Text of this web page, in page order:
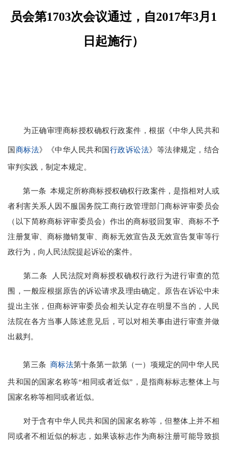
员会第1703次会议通过，自2017年3月1
日起施行）
为正确审理商标授权确权行政案件，根据《中华人民共和
国 商标法》《中华人民共和国 行政诉讼法》等法律规定，结合
审判实践，制定本规定。
第一条 本规定所称商标授权确权行政案件，是指相对人或
者利害关系人因不服国务院工商行政管理部门商标评审委员会
（以下简称商标评审委员会）作出的商标驳回复审、商标不予
注册复审、商标撤销复审、商标无效宣告及无效宣告复审等行
政行为，向人民法院提起诉讼的案件。
第二条 人民法院对商标授权确权行政行为进行审查的范
围，一般应根据原告的诉讼请求及理由确定。原告在诉讼中未
提出主张，但商标评审委员会相关认定存在明显不当的，人民
法院在各方当事人陈述意见后，可以对相关事由进行审查并做
出裁判。
第三条商标法第十条第一款第（一）项规定的同中华人民
共和国的国家名称等“相同或者近似”，是指商标标志整体上与
国家名称等相同或者近似。
对于含有中华人民共和国的国家名称等，但整体上并不相
同或者不相近似的标志，如果该标志作为商标注册可能导致损